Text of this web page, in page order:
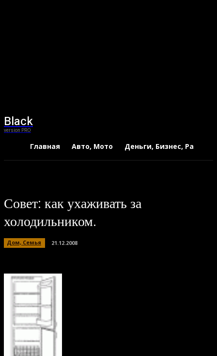
Black
version PRO
Главная Авто, Мото Деньги, Бизнес, Работа
Совет: как ухаживать за
холодильником.
Дом, Семья 21.12.2008